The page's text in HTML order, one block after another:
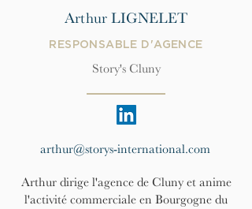
Arthur LIGNELET
RESPONSABLE D'AGENCE
Story's Cluny
arthur@storys-international.com
Arthur dirige l'agence de Cluny et anime
l'activité commerciale en Bourgogne du